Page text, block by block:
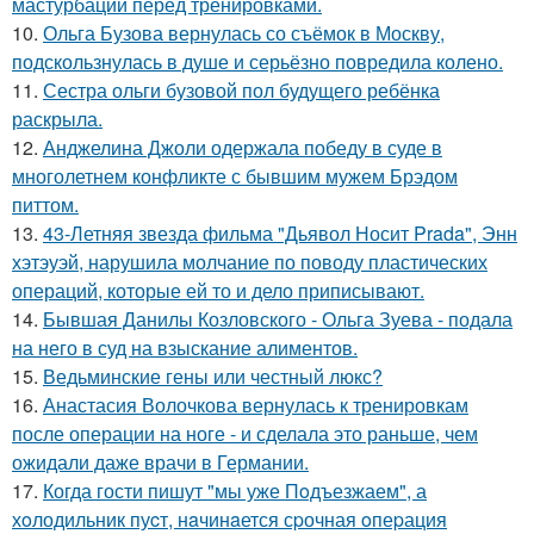
10. Ольга Бузова вернулась со съёмок в Москву,
подскользнулась в душе и серьёзно повредила колено.
11. Сестра ольги бузовой пол будущего ребёнка
раскрыла.
12. Анджелина Джоли одержала победу в суде в
многолетнем конфликте с бывшим мужем Брэдом
питтом.
13. 43-Летняя звезда фильма "Дьявол Носит Prada", Энн
хэтэуэй, нарушила молчание по поводу пластических
операций, которые ей то и дело приписывают.
14. Бывшая Данилы Козловского - Ольга Зуева - подала
на него в суд на взыскание алиментов.
15. Ведьминские гены или честный люкс?
16. Анастасия Волочкова вернулась к тренировкам
после операции на ноге - и сделала это раньше, чем
ожидали даже врачи в Германии.
17. Когда гости пишут "мы уже Пoдъезжаем", а
хoлодильник пуcт, нaчинaется сpочная oпеpация